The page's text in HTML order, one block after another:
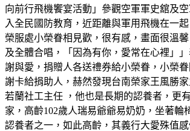
向前行飛機饗宴活動」參觀空軍軍史舘及
入全民國防教育，近距離與軍用飛機在一
榮服處小榮眷相見歡，很有感，畫面很溫
及全體合唱，「因為有你，愛常在心裡」
謝與愛，捐贈人各送禮券給小榮眷，小榮
謝卡給捐助人，赫然發現台南榮家王風勝
若蘭社工主任 ，他也是長期的認養者，更
家，高齡102歲人瑞易爺爺易奶奶，坐著輪
認養者之一，如此高齡，其義行大愛殊值